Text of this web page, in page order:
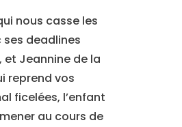
nous casse les
ses deadlines
et Jeannine de la
reprend vos
ficelées, l’enfant
au cours de